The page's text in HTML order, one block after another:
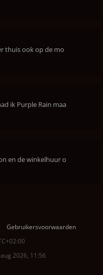
thuis ook op de mo
ik Purple Rain maa
en de winkelhuur o
Gebruikersvoorwaarden
2026, 11:56